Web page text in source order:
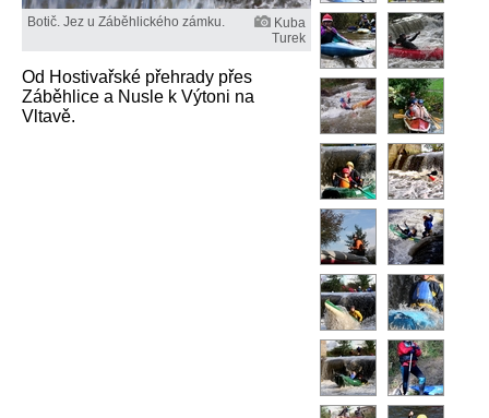
Botič. Jez u Záběhlického zámku.
Kuba
Turek
Od Hostivařské přehrady přes
Záběhlice a Nusle k Výtoni na
Vltavě.